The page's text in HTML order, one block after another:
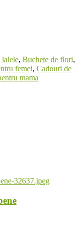
lalele, Buchete de flori,
femei, Cadouri de
mama